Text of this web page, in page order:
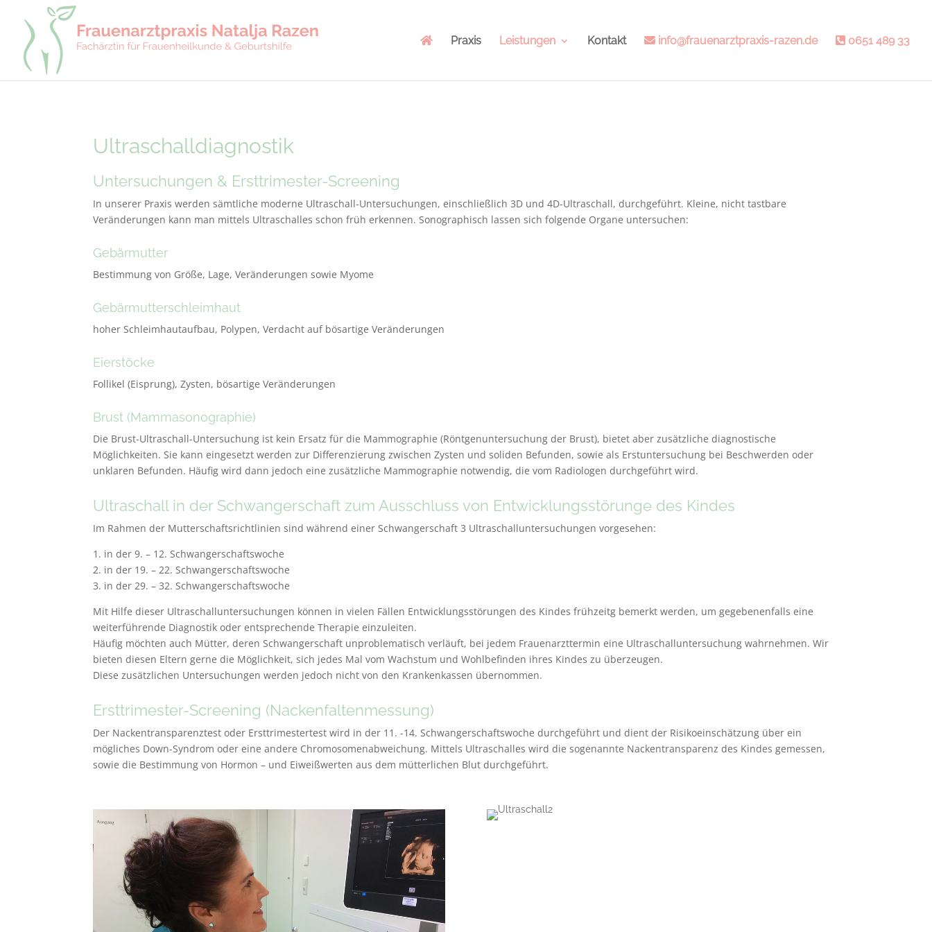
Praxis Leistungen Kontakt info@frauenarztpraxis-razen.de 0651 489 33
Ultraschalldiagnostik
Untersuchungen & Ersttrimester-Screening
In unserer Praxis werden sämtliche moderne Ultraschall-Untersuchungen, einschließlich 3D und 4D-Ultraschall, durchgeführt. Kleine, nicht tastbare
Veränderungen kann man mittels Ultraschalles schon früh erkennen. Sonographisch lassen sich folgende Organe untersuchen:
Gebärmutter
Bestimmung von Größe, Lage, Veränderungen sowie Myome
Gebärmutterschleimhaut
hoher Schleimhautaufbau, Polypen, Verdacht auf bösartige Veränderungen
Eierstöcke
Follikel (Eisprung), Zysten, bösartige Veränderungen
Brust (Mammasonographie)
Die Brust-Ultraschall-Untersuchung ist kein Ersatz für die Mammographie (Röntgenuntersuchung der Brust), bietet aber zusätzliche diagnostische
Möglichkeiten. Sie kann eingesetzt werden zur Differenzierung zwischen Zysten und soliden Befunden, sowie als Erstuntersuchung bei Beschwerden oder
unklaren Befunden. Häufig wird dann jedoch eine zusätzliche Mammographie notwendig, die vom Radiologen durchgeführt wird.
Ultraschall in der Schwangerschaft zum Ausschluss von Entwicklungsstörunge des Kindes
Im Rahmen der Mutterschaftsrichtlinien sind während einer Schwangerschaft 3 Ultraschalluntersuchungen vorgesehen:
1. in der 9. – 12. Schwangerschaftswoche
2. in der 19. – 22. Schwangerschaftswoche
3. in der 29. – 32. Schwangerschaftswoche
Mit Hilfe dieser Ultraschalluntersuchungen können in vielen Fällen Entwicklungsstörungen des Kindes frühzeitg bemerkt werden, um gegebenenfalls eine
weiterführende Diagnostik oder entsprechende Therapie einzuleiten.
Häufig möchten auch Mütter, deren Schwangerschaft unproblematisch verläuft, bei jedem Frauenarzttermin eine Ultraschalluntersuchung wahrnehmen. Wir
bieten diesen Eltern gerne die Möglichkeit, sich jedes Mal vom Wachstum und Wohlbefinden ihres Kindes zu überzeugen.
Diese zusätzlichen Untersuchungen werden jedoch nicht von den Krankenkassen übernommen.
Ersttrimester-Screening (Nackenfaltenmessung)
Der Nackentransparenztest oder Ersttrimestertest wird in der 11. -14. Schwangerschaftswoche durchgeführt und dient der Risikoeinschätzung über ein
mögliches Down-Syndrom oder eine andere Chromosomenabweichung. Mittels Ultraschalles wird die sogenannte Nackentransparenz des Kindes gemessen,
sowie die Bestimmung von Hormon – und Eiweißwerten aus dem mütterlichen Blut durchgeführt.